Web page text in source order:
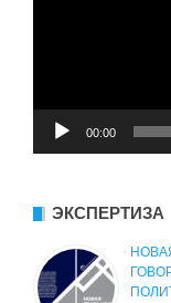
00:00
ЭКСПЕРТИЗА